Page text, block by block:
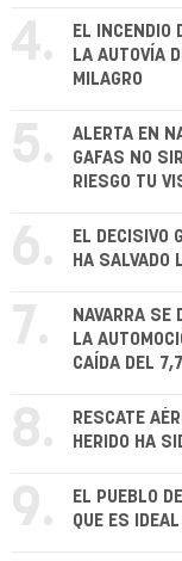
4.
EL INCENDIO
LA AUTOVÍA
MILAGRO
5.
ALERTA EN
GAFAS NO
RIESGO TU
6.
EL DECISIVO
HA SALVADO
7.
NAVARRA SE
LA
CAÍDA DEL
8.
RESCATE
HERIDO HA
9.
EL PUEBLO
QUE ES